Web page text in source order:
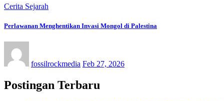
Cerita Sejarah
Perlawanan Menghentikan Invasi Mongol di Palestina
fossilrockmedia Feb 27, 2026
Postingan Terbaru